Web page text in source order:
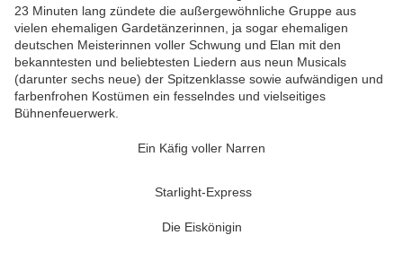
23 Minuten lang zündete die außergewöhnliche Gruppe aus
vielen ehemaligen Gardetänzerinnen, ja sogar ehemaligen
deutschen Meisterinnen voller Schwung und Elan mit den
bekanntesten und beliebtesten Liedern aus neun Musicals
(darunter sechs neue) der Spitzenklasse sowie aufwändigen und
farbenfrohen Kostümen ein fesselndes und vielseitiges
Bühnenfeuerwerk.
Ein Käfig voller Narren
Starlight-Express
Die Eiskönigin